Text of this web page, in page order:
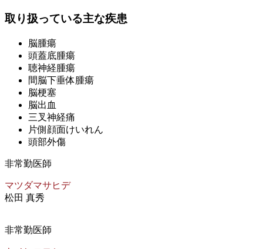
取り扱っている主な疾患
脳腫瘍
頭蓋底腫瘍
聴神経腫瘍
間脳下垂体腫瘍
脳梗塞
脳出血
三叉神経痛
片側顔面けいれん
頭部外傷
非常勤医師
マツダマサヒデ
松田 真秀
非常勤医師